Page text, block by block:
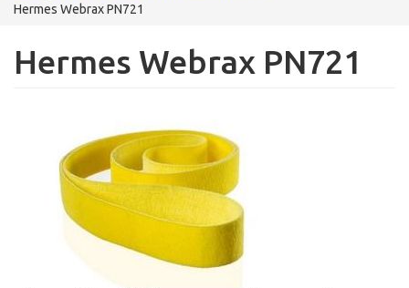
Hermes Webrax PN721
Hermes Webrax PN721